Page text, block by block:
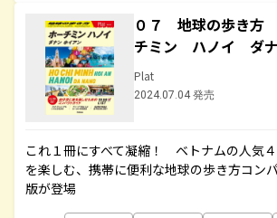
０７ 地球の歩き
チミン ハノイ ダ
Plat
2024.07.04 発売
これ１冊にすべて凝縮！ ベトナムの人気
を楽しむ、携帯に便利な地球の歩き方コン
版が登場